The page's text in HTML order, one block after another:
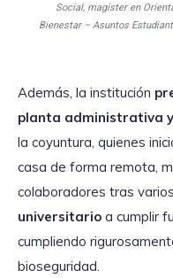
Social, magíster en
Bienestar – Asuntos
Además, la institución
planta administrativa
la coyuntura, quienes
casa de forma remota,
colaboradores tras
universitario a cumplir
cumpliendo
bioseguridad.